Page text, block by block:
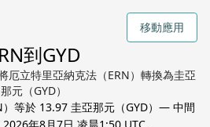
移動應用
到GYD
厄立特里亞納克法（ERN）轉換為圭亞
那元（GYD）
）等於 13.97 圭亞那元 （GYD）— 中間